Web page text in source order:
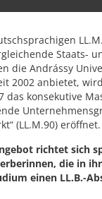
Staats-
die Andrássy
2002 anbietet,
das konsekutive
(LL.M.90) eröffnet.
richtet sich
die in
einen LL.B.-